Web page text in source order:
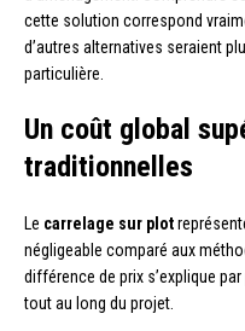
cette solution correspond
d’autres alternatives seraient
particulière.
Un coût global
traditionnelles
Le carrelage sur plot
négligeable comparé aux
différence de prix s’explique
tout au long du projet.